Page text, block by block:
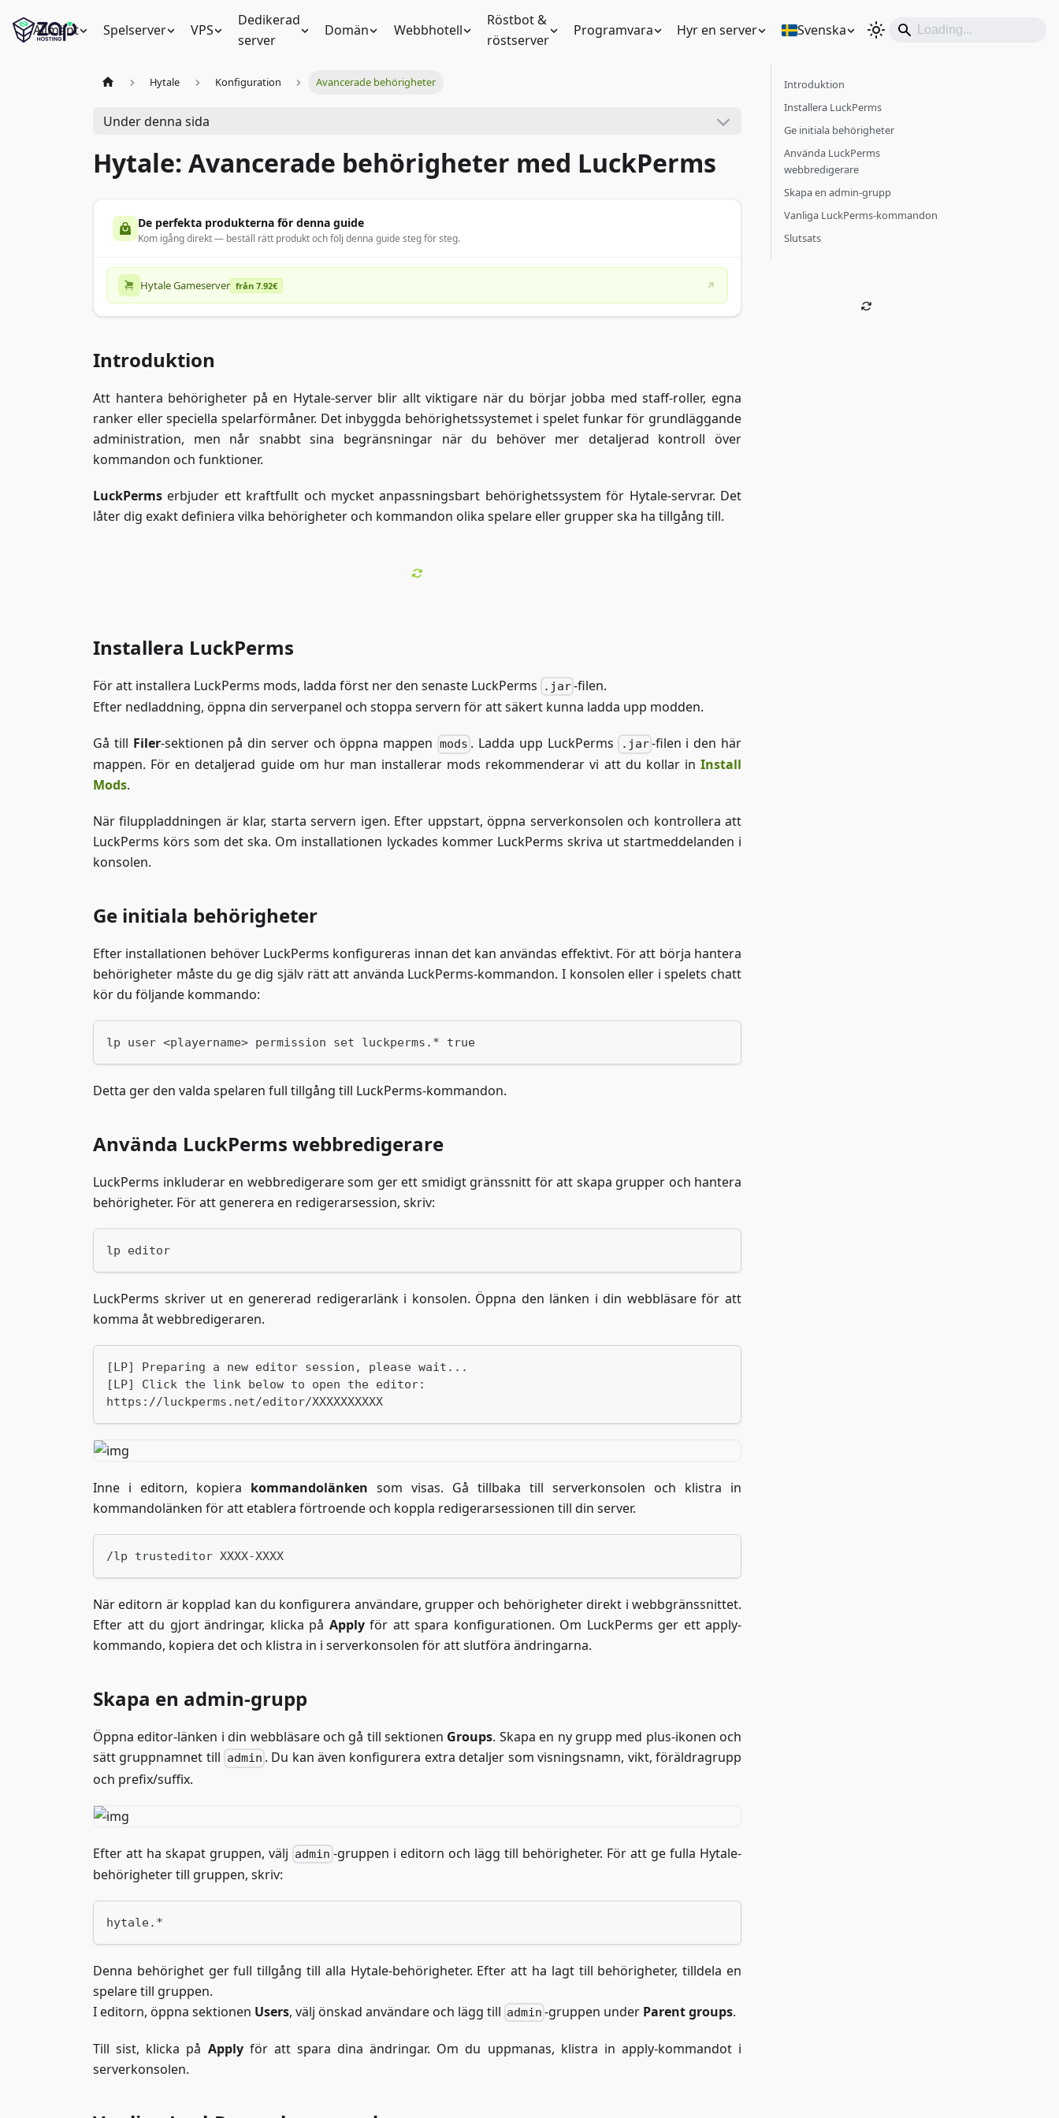
Allmänt Spelserver VPS
Dedikerad
server
Domän Webbhotell
Röstbot &
röstserver
Programvara Hyr en server Svenska
Hytale Konfiguration Avancerade behörigheter
Under denna sida
Hytale: Avancerade behörigheter med LuckPerms
De perfekta produkterna för denna guide
Kom igång direkt — beställ rätt produkt och följ denna guide steg för steg.
Hytale Gameserver från 7.92€
Introduktion
Att hantera behörigheter på en Hytale-server blir allt viktigare när du börjar jobba med staff-roller, egna
ranker eller speciella spelarförmåner. Det inbyggda behörighetssystemet i spelet funkar för grundläggande
administration, men når snabbt sina begränsningar när du behöver mer detaljerad kontroll över
kommandon och funktioner.
LuckPerms erbjuder ett kraftfullt och mycket anpassningsbart behörighetssystem för Hytale-servrar. Det
låter dig exakt definiera vilka behörigheter och kommandon olika spelare eller grupper ska ha tillgång till.
Installera LuckPerms
För att installera LuckPerms mods, ladda först ner den senaste LuckPerms .jar-filen.
Efter nedladdning, öppna din serverpanel och stoppa servern för att säkert kunna ladda upp modden.
Gå till Filer-sektionen på din server och öppna mappen mods . Ladda upp LuckPerms .jar-filen i den här
mappen. För en detaljerad guide om hur man installerar mods rekommenderar vi att du kollar in Install
Mods.
När filuppladdningen är klar, starta servern igen. Efter uppstart, öppna serverkonsolen och kontrollera att
LuckPerms körs som det ska. Om installationen lyckades kommer LuckPerms skriva ut startmeddelanden i
konsolen.
Ge initiala behörigheter
Efter installationen behöver LuckPerms konfigureras innan det kan användas effektivt. För att börja hantera
behörigheter måste du ge dig själv rätt att använda LuckPerms-kommandon. I konsolen eller i spelets chatt
kör du följande kommando:
lp user <playername> permission set luckperms.* true
Detta ger den valda spelaren full tillgång till LuckPerms-kommandon.
Använda LuckPerms webbredigerare
LuckPerms inkluderar en webbredigerare som ger ett smidigt gränssnitt för att skapa grupper och hantera
behörigheter. För att generera en redigerarsession, skriv:
lp editor
LuckPerms skriver ut en genererad redigerarlänk i konsolen. Öppna den länken i din webbläsare för att
komma åt webbredigeraren.
[LP] Preparing a new editor session, please wait...
[LP] Click the link below to open the editor:
https://luckperms.net/editor/XXXXXXXXXX
Inne i editorn, kopiera kommandolänken som visas. Gå tillbaka till serverkonsolen och klistra in
kommandolänken för att etablera förtroende och koppla redigerarsessionen till din server.
/lp trusteditor XXXX-XXXX
När editorn är kopplad kan du konfigurera användare, grupper och behörigheter direkt i webbgränssnittet.
Efter att du gjort ändringar, klicka på Applyför att spara konfigurationen. Om LuckPerms ger ett apply-
kommando, kopiera det och klistra in i serverkonsolen för att slutföra ändringarna.
Skapa en admin-grupp
Öppna editor-länken i din webbläsare och gå till sektionen Groups. Skapa en ny grupp med plus-ikonen och
sätt gruppnamnet till admin . Du kan även konfigurera extra detaljer som visningsnamn, vikt, föräldragrupp
och prefix/suffix.
Efter att ha skapat gruppen, välj admin -gruppen i editorn och lägg till behörigheter. För att ge fulla Hytale-
behörigheter till gruppen, skriv:
hytale.*
Denna behörighet ger full tillgång till alla Hytale-behörigheter. Efter att ha lagt till behörigheter, tilldela en
spelare till gruppen.
I editorn, öppna sektionen Users, välj önskad användare och lägg till admin -gruppen under Parent groups.
Till sist, klicka på Applyför att spara dina ändringar. Om du uppmanas, klistra in apply-kommandot i
serverkonsolen.
Introduktion
Installera LuckPerms
Ge initiala behörigheter
Använda LuckPerms
webbredigerare
Skapa en admin-grupp
Vanliga LuckPerms-kommandon
Slutsats